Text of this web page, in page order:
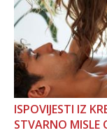
ISPOVIJESTI IZ
STVARNO MISLE